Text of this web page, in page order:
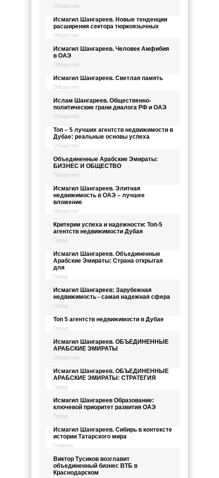
Общество
Исмагил Шангареев. Новые тенденции
расширения сектора тюркоязычных
Общество
Исмагил Шангареев. Человек Амфибия
в ОАЭ
Общество
Исмагил Шангареев. Светлая память
Общество
Ислам Шангареев. Общественно-
политические грани диалога РФ и ОАЭ
Общество
Топ – 5 лучших агентств недвижимости в
Дубае: реальные основы успеха
Общество
Объединенные Арабские Эмираты:
БИЗНЕС И ОБЩЕСТВО
Общество
Исмагил Шангареев. Элитная
недвижимость в ОАЭ – лучшее
вложение
Общество
Критерии успеха и надежности: Топ-5
агентств недвижимости Дубая
Город
Исмагил Шангареев. Объединенные
Арабские Эмираты: Страна открытая
для
Город
Исмагил Шангареев: Зарубежная
недвижимость - самая надежная сфера
Город
Топ 5 агентств недвижимости в Дубае
Город
Исмагил Шангареев. ОБЪЕДИНЕННЫЕ
АРАБСКИЕ ЭМИРАТЫ
Общество
Исмагил Шангареев. ОБЪЕДИНЕННЫЕ
АРАБСКИЕ ЭМИРАТЫ: СТРАТЕГИЯ
Город
Исмагил Шангареев Образование:
ключевой приоритет развития ОАЭ
Город
Исмагил Шангареев. Сибирь в контексте
истории Татарского мира
Главное
Виктор Тусиков возглавит
объединенный бизнес ВТБ в
Краснодарском